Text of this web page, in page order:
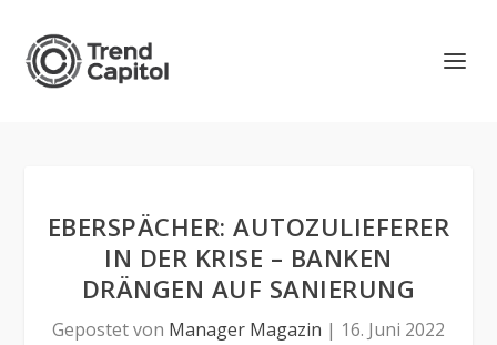
EBERSPÄCHER: AUTOZULIEFERER
IN DER KRISE – BANKEN
DRÄNGEN AUF SANIERUNG
Gepostet von Manager Magazin | 16. Juni 2022